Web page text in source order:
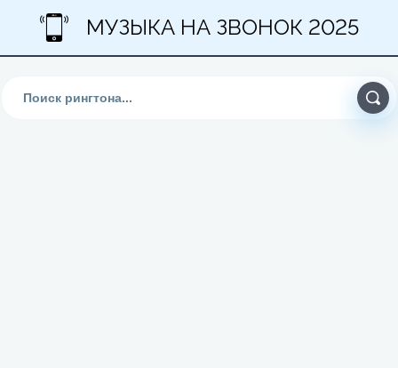
МУЗЫКА НА ЗВОНОК 2025